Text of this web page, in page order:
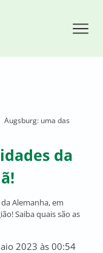
Augsburg: uma das
da
Alemanha, em
Saiba quais são as
2023 às 00:54